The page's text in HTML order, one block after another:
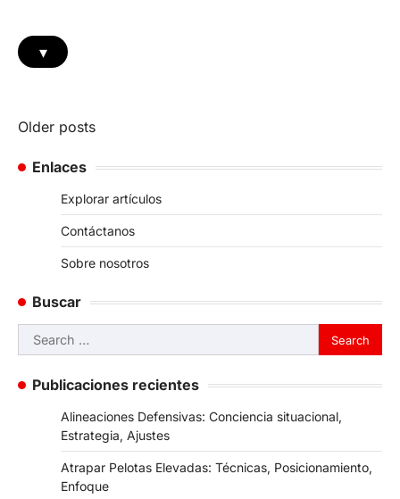
▾
Posts
navigation
Older posts
Enlaces
Explorar artículos
Contáctanos
Sobre nosotros
Buscar
Search
for:
Publicaciones recientes
Alineaciones Defensivas: Conciencia situacional,
Estrategia, Ajustes
Atrapar Pelotas Elevadas: Técnicas, Posicionamiento,
Enfoque